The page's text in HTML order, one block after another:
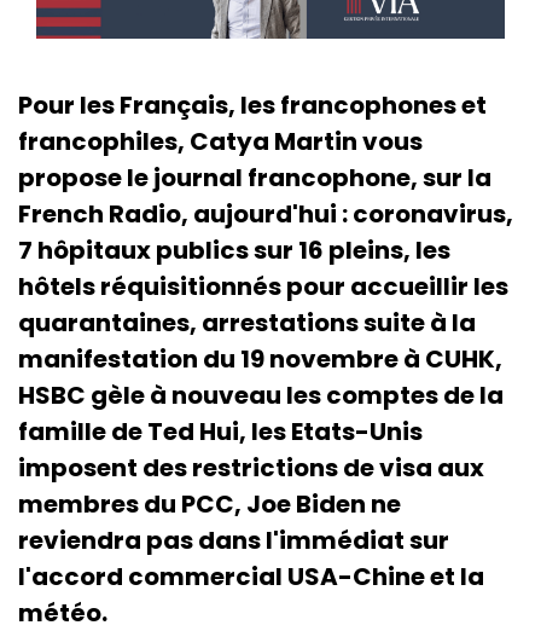
Pour les Français, les francophones et
francophiles, Catya Martin vous
propose le journal francophone, sur la
French Radio, aujourd'hui : coronavirus,
7 hôpitaux publics sur 16 pleins, les
hôtels réquisitionnés pour accueillir les
quarantaines, arrestations suite à la
manifestation du 19 novembre à CUHK,
HSBC gèle à nouveau les comptes de la
famille de Ted Hui, les Etats-Unis
imposent des restrictions de visa aux
membres du PCC, Joe Biden ne
reviendra pas dans l'immédiat sur
l'accord commercial USA-Chine et la
météo.